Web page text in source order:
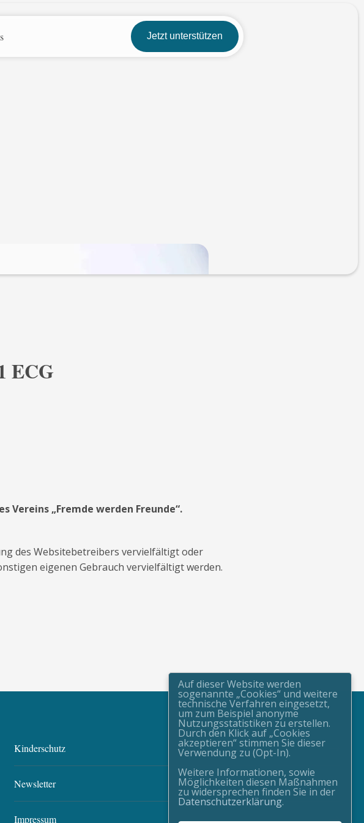
Jetzt unterstützen
ECG
Vereins „Fremde werden Freunde“.
des Websitebetreibers vervielfältigt oder
eigenen Gebrauch vervielfältigt werden.
Kinderschutz
Newsletter
Impressum
Auf dieser Website werden
sogenannte „Cookies“ und weitere
technische Verfahren eingesetzt,
um zum Beispiel anonyme
Nutzungsstatistiken zu erstellen.
Durch den Klick auf „Cookies
akzeptieren“ stimmen Sie dieser
Verwendung zu (Opt-In).
Weitere Informationen, sowie
Möglichkeiten diesen Maßnahmen
zu widersprechen finden Sie in der
Datenschutzerklärung.